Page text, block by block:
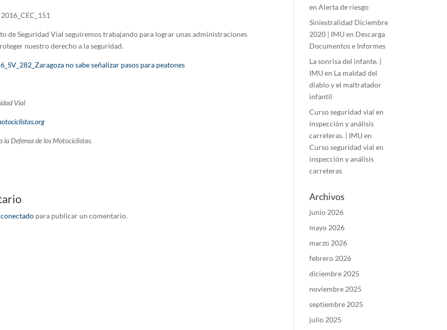
de Seguridad Vial seguiremos trabajando para lograr unas administraciones
nuestro derecho a la seguridad.
no sabe señalizar pasos para peatones
Vial
Defensa de los Motociclistas.
conectadopara publicar un comentario.
enAlerta de riesgo
Siniestralidad Diciembre
2020 | IMU en Descarga
Documentos e Informes
La sonrisa del infante. |
IMU en La maldad del
diablo y el maltratador
infantil
Curso seguridad vial en
inspección y análisis
carreteras. | IMU en
Curso seguridad vial en
inspección y análisis
carreteras
Archivos
junio 2026
mayo 2026
marzo 2026
febrero 2026
diciembre 2025
noviembre 2025
septiembre 2025
julio 2025